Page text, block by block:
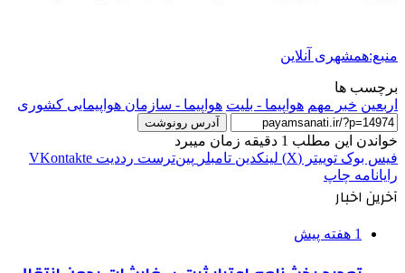
منبع:همشهری آنلاین
برچسب ها
اربعين خبر مهم هواپیما - بلیت هواپیما - سازمان هواپیمایی کشوری
آدرس رونوشت
خواندن این مطلب 1 دقیقه زمان میبرد
فیس بوک توییتر (X) لینکدین ‫تامبلر ‫پین‌ترست ‫رددیت ‫VKontakte
رایانامه چاپ
آخرین اخبار
1 هفته پیش